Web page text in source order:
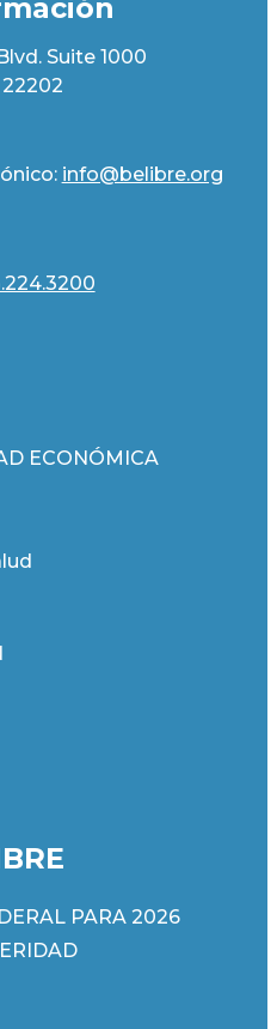
Suite 1000
info@belibre.org
ECONÓMICA
PARA 2026